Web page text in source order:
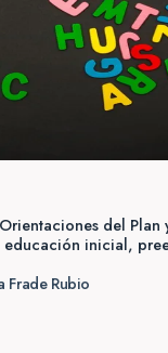
del Plan
inicial,
Frade Rubio